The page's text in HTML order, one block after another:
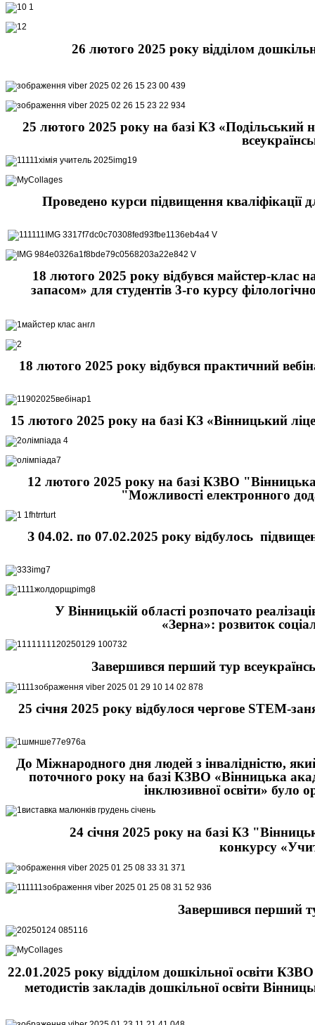
26 лютого 2025 року відділом
25 лютого 2025 року на базі КЗ «Подільський
Проведено курси підвищення кваліфікації
18 лютого 2025 року відбувся майстер-клас
запасом» для студентів 3-го курсу
18 лютого 2025 року відбувся практичний
15 лютого 2025 року на базі КЗ «Вінницький
12 лютого 2025 року на базі КЗВО "Вінницька
"Можливості електронного
З 04.02. по 07.02.2025 року відбулось
У Вінницькій області розпочато
«Зерна»: розвиток
Завершився перший тур
25 січня 2025 року відбулося чергове STEM-
До Міжнародного дня людей з інвалідністю,
поточного року на базі КЗВО «Вінницька
інклюзивної освіти» було
24 січня 2025 року на базі КЗ
конкурсу
Завершився перший
22.01.2025 року відділом дошкільної освіти
методистів закладів дошкільної освіти